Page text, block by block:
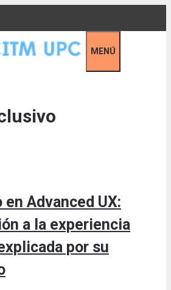
MENÚ
en Advanced UX:
a la experiencia
por su